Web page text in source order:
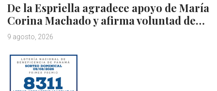
De la Espriella agradece apoyo de María
Corina Machado y afirma voluntad de…
9 agosto, 2026